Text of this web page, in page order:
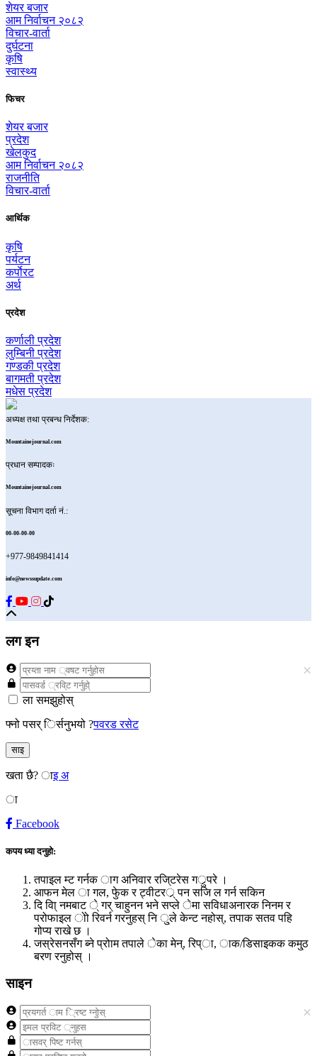
शेयर बजार
आम निर्वाचन २०८२
विचार-वार्ता
दुर्घटना
कृषि
स्वास्थ्य
फिचर
शेयर बजार
प्रदेश
खेलकुद
आम निर्वाचन २०८२
राजनीति
विचार-वार्ता
आर्थिक
कृषि
पर्यटन
कर्पाेरट
अर्थ
प्रदेश
कर्णाली प्रदेश
लुम्बिनी प्रदेश
गण्डकी प्रदेश
बागमती प्रदेश
मधेस प्रदेश
अध्यक्ष तथा प्रबन्ध निर्देशक:
Mountainejournal.com
प्रधान सम्पादकः
Mountainejournal.com
सूचना विभाग दर्ता नं.:
00-00-00-00
+977-9849841414
info@newssupdate.com
लग इन
×
ला समझुहोस्
फ्नो पसर् िर्सनुभयो ?पवरड रसेट
साइ
खता छै?ाइ अ
ा
Facebook
कपय ध्या दनुहो:
तपाइल म्ट गर्नक ाग अनिवार रजि्टरेस गर्ुपरे ।
आफन मेल ा गल, फेुक र ट्वीटरर्् पन सजि ल गर्न सकिन
दि वा्ि नमबाट े् गर् चाहुनन भने सप्ले ेमा सविधाअनारक निनम र
परोफाइल ोो रिवर्न गरनुहस् नि ु्ले केन्ट नहोस्, तपाक सतव पहि
गोप्य राखे छ ।
जस्रेसनसँग ब्ने प्रोाम तपाले ेका मेन्, रिप्ा, ाक/डिसाइकक कमु्ठ
बरण रनुहोस् ।
साइन
×